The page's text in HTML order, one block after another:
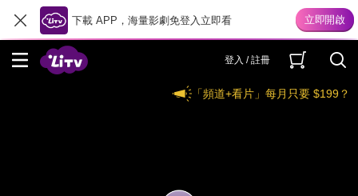
下載 APP，海量影劇免登入立即看
登入 / 註冊
「頻道+看片」每月只要 $199？